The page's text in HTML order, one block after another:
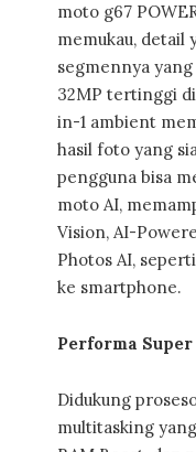
moto g67
memukau, detail
segmennya
32MP tertinggi
in-1 ambient
hasil foto yang
pengguna bisa
moto AI,
Vision, AI-
Photos AI,
ke smartphone.
Performa
Didukung
multitasking